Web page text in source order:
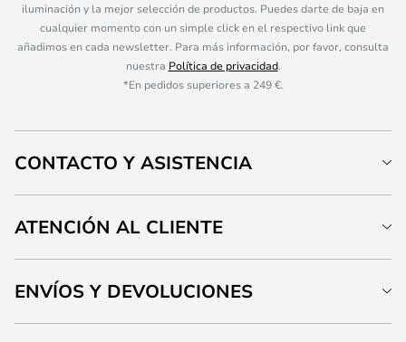
iluminación y la mejor selección de productos. Puedes darte de baja en
cualquier momento con un simple click en el respectivo link que
añadimos en cada newsletter. Para más información, por favor, consulta
nuestra Política de privacidad.
*En pedidos superiores a 249 €.
CONTACTO Y ASISTENCIA
ATENCIÓN AL CLIENTE
ENVÍOS Y DEVOLUCIONES